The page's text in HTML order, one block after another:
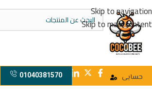
Skip to navigation
Skip to main content
حسابى 01040381570